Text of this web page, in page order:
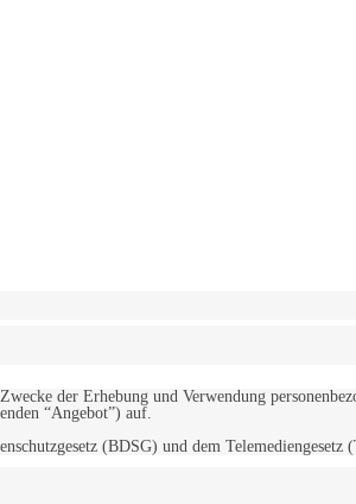
der Erhebung und Verwendung
“Angebot”) auf.
(BDSG) und dem Telemediengesetz